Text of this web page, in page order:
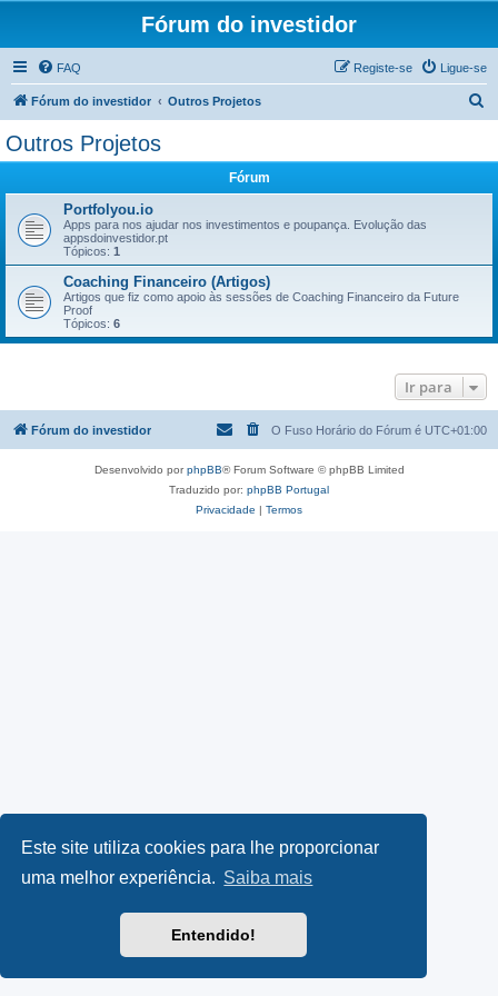
Este site utiliza cookies para lhe proporcionar
uma melhor experiência. Saiba mais
Entendido!
Fórum do investidor
FAQ Ligue-se
Registe-se
Fórum do investidor Outros Projetos
Outros Projetos
Fórum
Portfolyou.io
Apps para nos ajudar nos investimentos e poupança. Evolução das
appsdoinvestidor.pt
Tópicos: 1
Coaching Financeiro (Artigos)
Artigos que fiz como apoio às sessões de Coaching Financeiro da Future
Proof
Tópicos: 6
Ir para
Fórum do investidor O Fuso Horário do Fórum é UTC+01:00
Desenvolvido porphpBB® Forum Software © phpBB Limited
Traduzido por: phpBB Portugal
Privacidade | Termos